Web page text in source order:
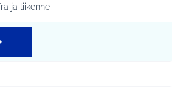
mukaan: Kellokoski
tulokset teeman mukaan: Infra ja liikenne
ja liikenne